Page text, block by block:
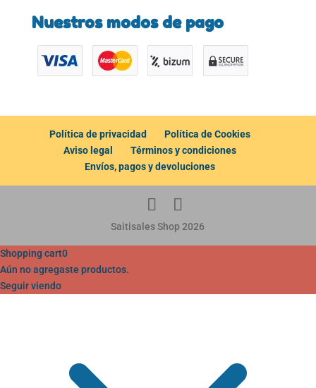
Nuestros modos de pago
Política de privacidad
Política de Cookies
Aviso legal
Términos y condiciones
Envíos, pagos y devoluciones
Saitisales Shop 2026
Shopping cart0
Aún no agregaste productos.
Seguir viendo